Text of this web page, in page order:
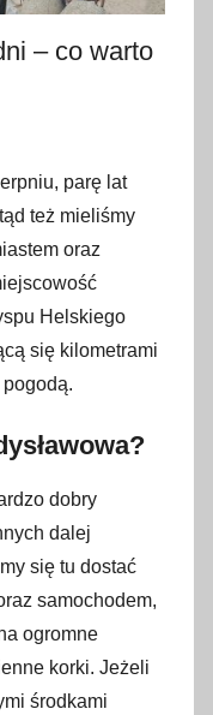
– co warto
parę lat
też mieliśmy
oraz
Helskiego
się kilometrami
dobry
dalej
się tu dostać
samochodem,
ogromne
korki. Jeżeli
środkami